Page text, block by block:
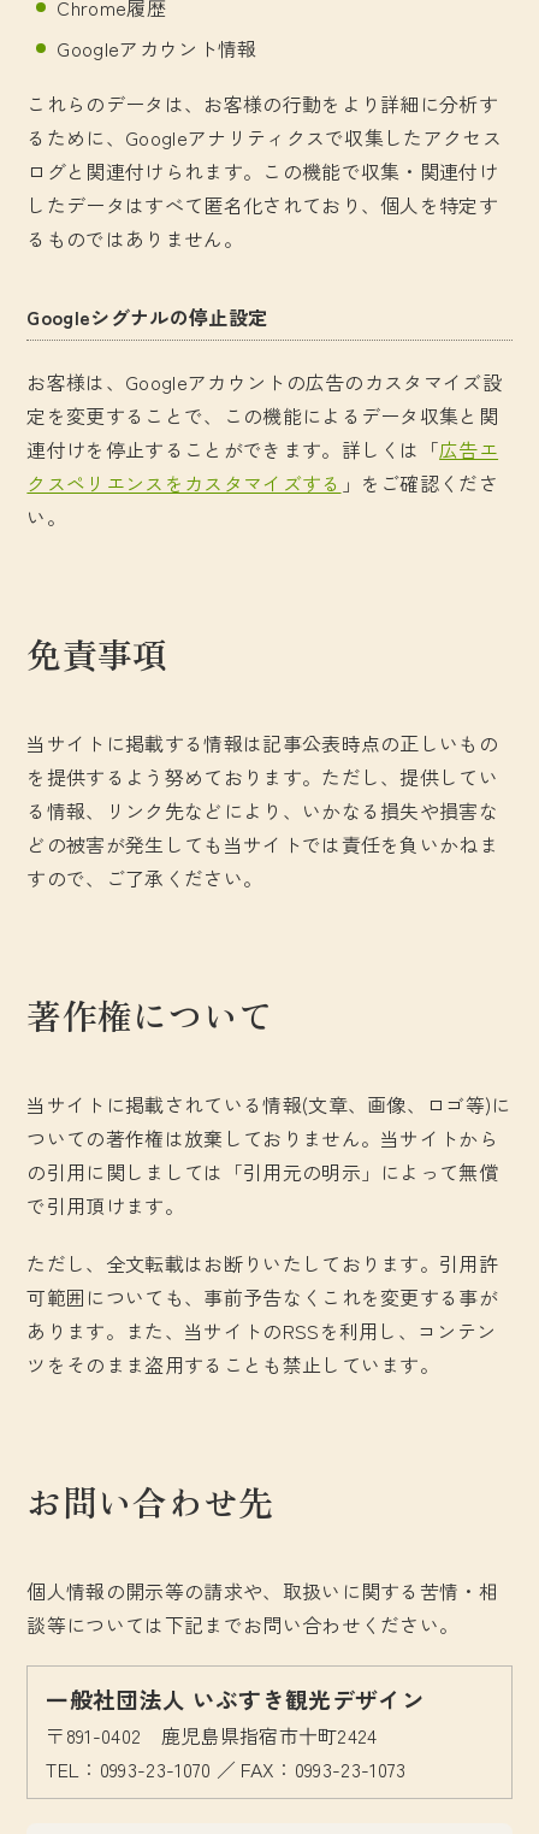
Chrome履歴
Googleアカウント情報
これらのデータは、お客様の行動をより詳細に分析す
るために、Googleアナリティクスで収集したアクセス
ログと関連付けられます。この機能で収集・関連付け
したデータはすべて匿名化されており、個人を特定す
るものではありません。
Googleシグナルの停止設定
お客様は、Googleアカウントの広告のカスタマイズ設
定を変更することで、この機能によるデータ収集と関
連付けを停止することができます。詳しくは「広告エ
クスペリエンスをカスタマイズする 」をご確認くださ
い。
免責事項
当サイトに掲載する情報は記事公表時点の正しいもの
を提供するよう努めております。ただし、提供してい
る情報、リンク先などにより、いかなる損失や損害な
どの被害が発生しても当サイトでは責任を負いかねま
すので、ご了承ください。
著作権について
当サイトに掲載されている情報(文章、画像、ロゴ等)に
ついての著作権は放棄しておりません。当サイトから
の引用に関しましては「引用元の明示」によって無償
で引用頂けます。
ただし、全文転載はお断りいたしております。引用許
可範囲についても、事前予告なくこれを変更する事が
あります。また、当サイトのRSSを利用し、コンテン
ツをそのまま盗用することも禁止しています。
お問い合わせ先
個人情報の開示等の請求や、取扱いに関する苦情・相
談等については下記までお問い合わせください。
一般社団法人 いぶすき観光デザイン
〒891-0402 鹿児島県指宿市十町2424
TEL：0993-23-1070 ／ FAX：0993-23-1073